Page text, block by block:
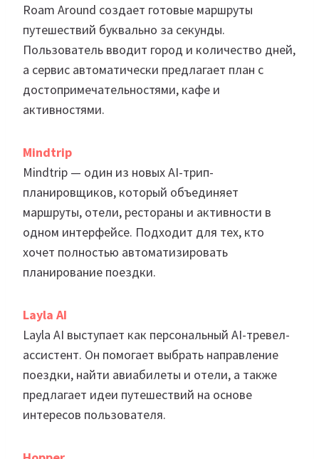
Roam Around создает готовые маршруты
путешествий буквально за секунды.
Пользователь вводит город и количество дней,
а сервис автоматически предлагает план с
достопримечательностями, кафе и
активностями.
Mindtrip
Mindtrip — один из новых AI-трип-
планировщиков, который объединяет
маршруты, отели, рестораны и активности в
одном интерфейсе. Подходит для тех, кто
хочет полностью автоматизировать
планирование поездки.
Layla AI
Layla AI выступает как персональный AI-тревел-
ассистент. Он помогает выбрать направление
поездки, найти авиабилеты и отели, а также
предлагает идеи путешествий на основе
интересов пользователя.